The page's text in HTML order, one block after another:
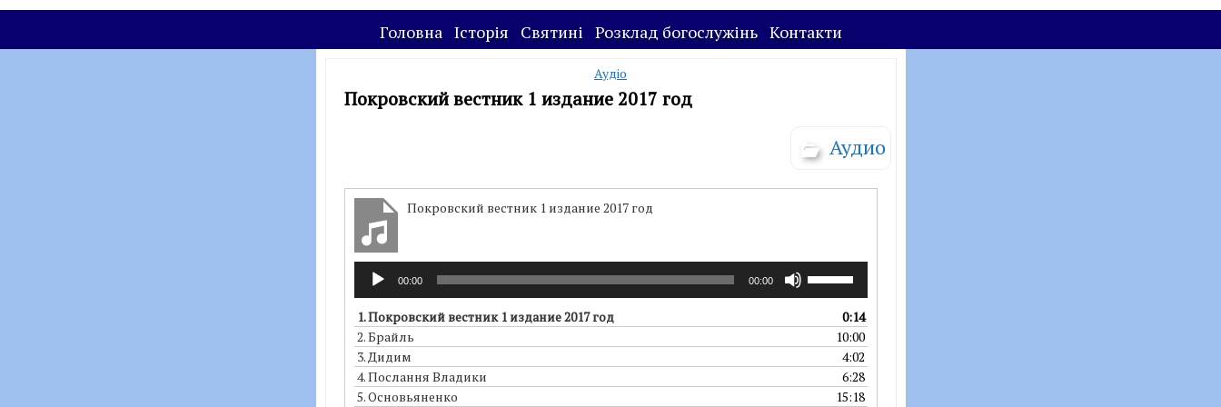
Головна Історія Святині Розклад богослужінь Контакти
Аудіо
Покровский вестник 1 издание 2017 год
Аудио
Покровский вестник 1 издание 2017 год
Аудіопрогравач
00:00 00:00
клавіші
стрілками
Вгору/
Вниз
для
збільшення
1. Покровский вестник 1 издание 2017 год
0:14
2.Брайль
10:00
3. Дидим
4:02
4.Послання Владики
6:28
5.Основьяненко
15:18